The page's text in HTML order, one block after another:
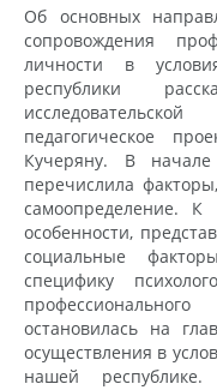
Об основных
сопровождения
личности в
республики
педагогическое
Кучеряну. В начале
перечислила
самоопределение.
особенности,
социальные
специфику
остановилась на
осуществления в
нашей республике.